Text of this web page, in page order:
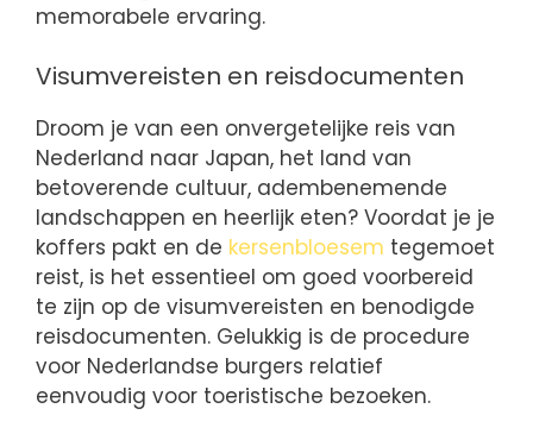
memorabele ervaring.
Visumvereisten en reisdocumenten
Droom je van een onvergetelijke reis van
Nederland naar Japan, het land van
betoverende cultuur, adembenemende
landschappen en heerlijk eten? Voordat je je
koffers pakt en de kersenbloesem tegemoet
reist, is het essentieel om goed voorbereid
te zijn op de visumvereisten en benodigde
reisdocumenten. Gelukkig is de procedure
voor Nederlandse burgers relatief
eenvoudig voor toeristische bezoeken.